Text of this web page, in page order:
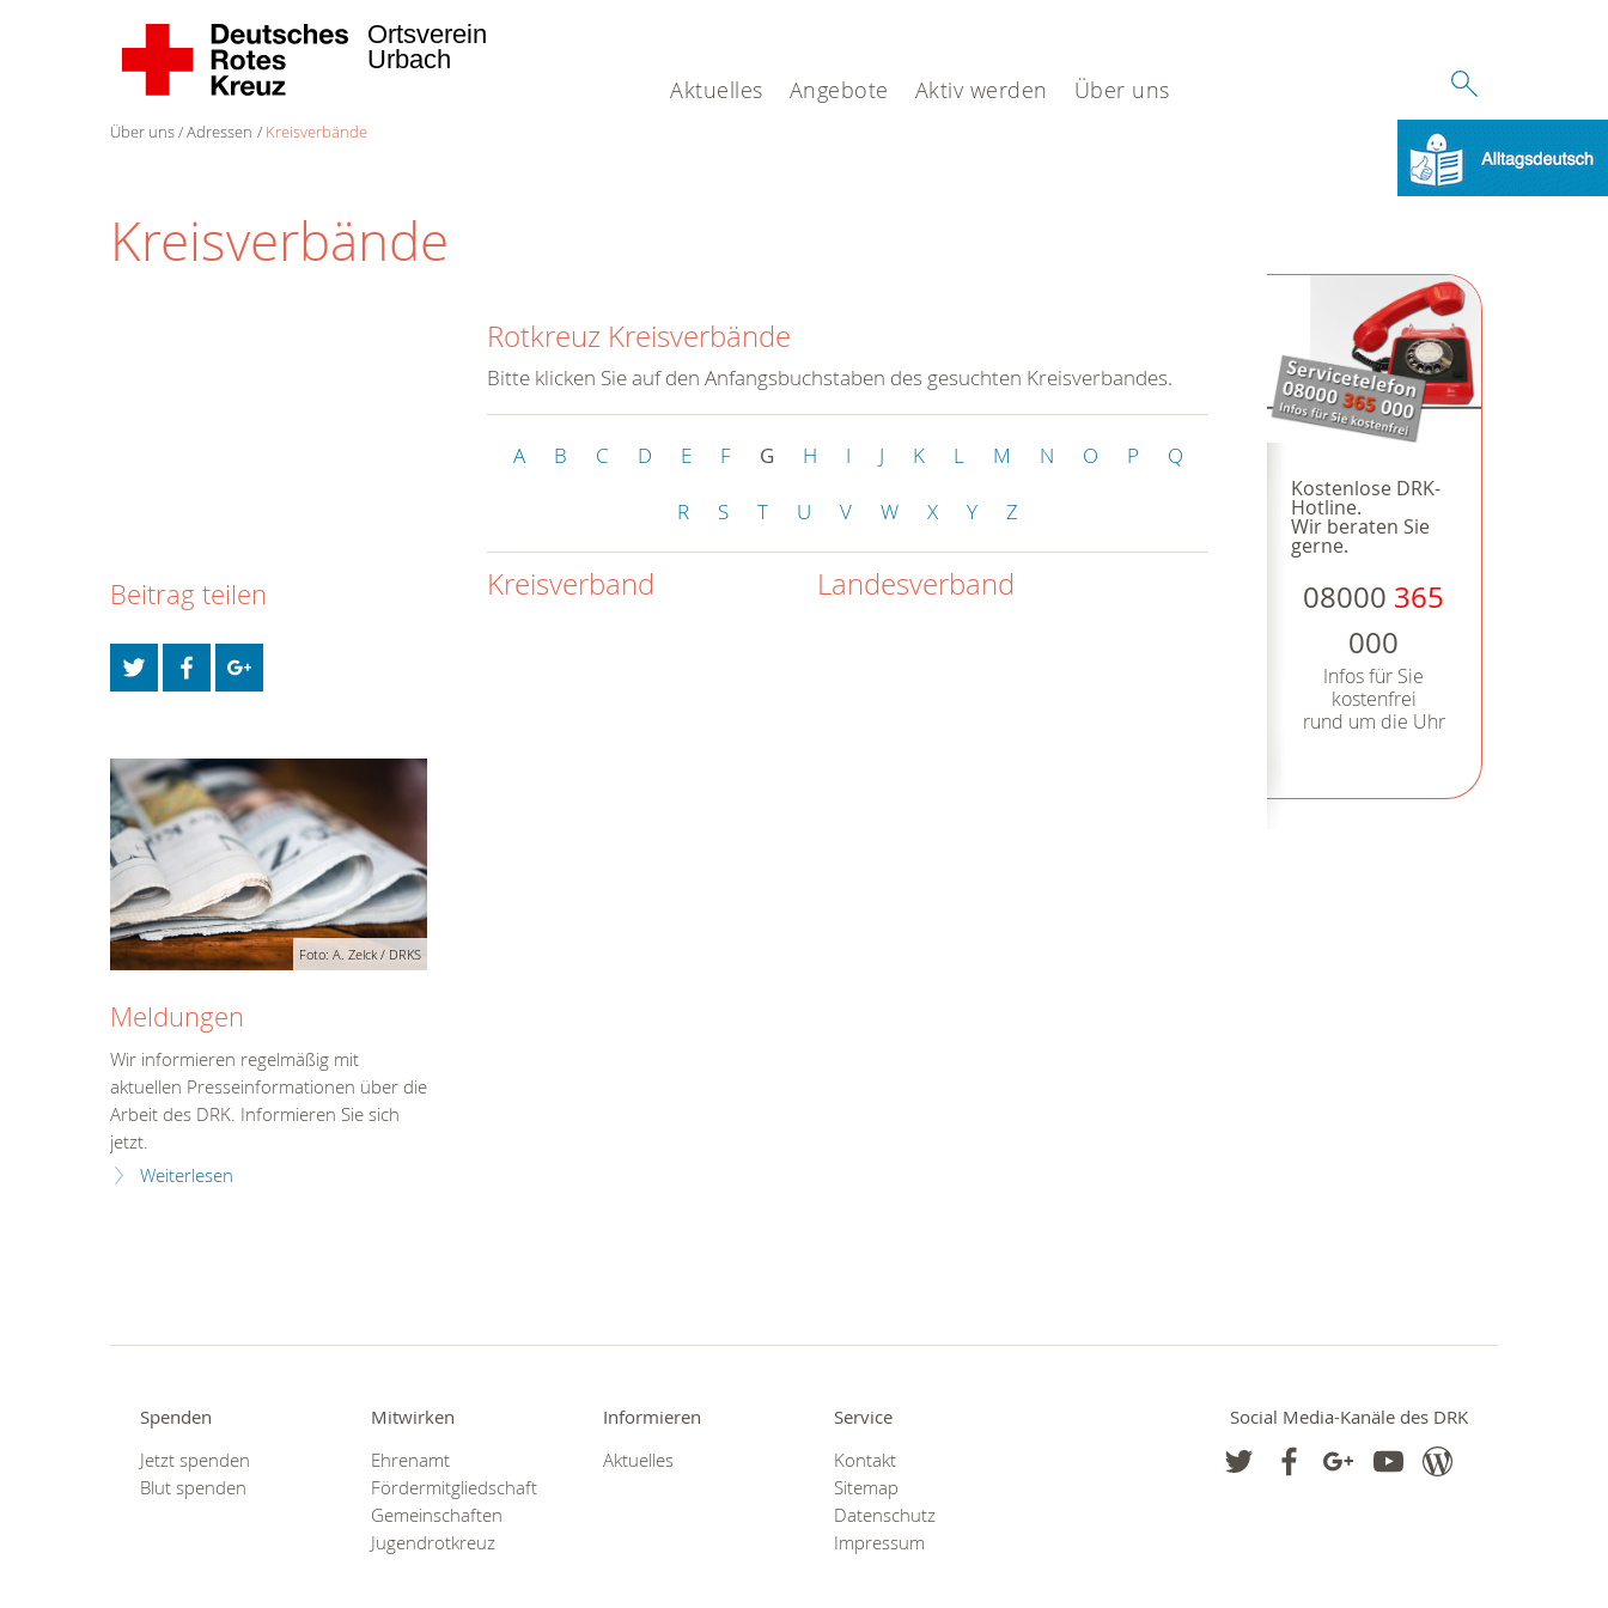
Aktuelles Angebote Aktiv werden Über uns
Ortsverein
Urbach
Über uns Adressen Kreisverbände
Kreisverbände
Kostenlose DRK-
Hotline.
Wir beraten Sie
gerne.
08000 365
000
Infos für Sie
kostenfrei
rund um die Uhr
Rotkreuz Kreisverbände
Bitte klicken Sie auf den Anfangsbuchstaben des gesuchten Kreisverbandes.
A B C D E F G H I J K L M N O P Q
R S T U V W X Y Z
Kreisverband Landesverband
Beitrag teilen
Foto: A. Zelck / DRKS
Meldungen
Wir informieren regelmäßig mit
aktuellen Presseinformationen über die
Arbeit des DRK. Informieren Sie sich
jetzt.
Weiterlesen
Spenden
Jetzt spenden
Blut spenden
Mitwirken
Ehrenamt
Fördermitgliedschaft
Gemeinschaften
Jugendrotkreuz
Informieren
Aktuelles
Service
Kontakt
Sitemap
Datenschutz
Impressum
Social Media-Kanäle des DRK